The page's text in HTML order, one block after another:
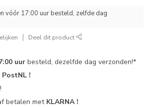
vóór 17:00 uur besteld, zelfde dag
Deel dit product
uur besteld, dezelfde dag verzonden!*
PostNL !
!
betalen met KLARNA !